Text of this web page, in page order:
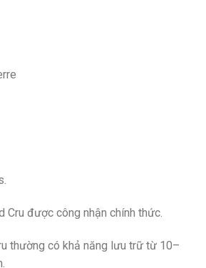
Cru được công nhận chính thức.
thường có khả năng lưu trữ từ 10–